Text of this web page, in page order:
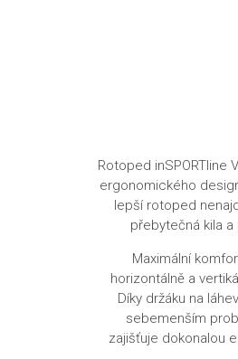
Rotoped inSPORTline
ergonomického
lepší rotoped
přebytečná kila
Maximální
horizontálně a
Díky držáku na láhev
sebemenším
zajišťuje dokonalou